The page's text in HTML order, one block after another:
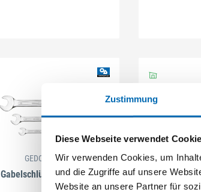
Zustimmung
Diese Webseite verwendet
Wir verwenden Cookies, um
und die Zugriffe auf unsere
Website an unsere Partner für
GEDORE
Gabelschlüsselsatz